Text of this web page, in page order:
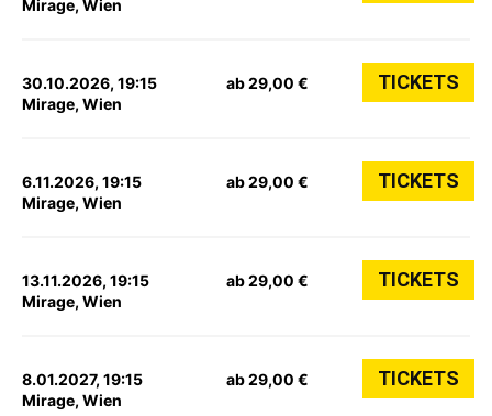
Mirage, Wien
30.10.2026, 19:15
Mirage, Wien
ab 29,00 € TICKETS
6.11.2026, 19:15
Mirage, Wien
ab 29,00 € TICKETS
13.11.2026, 19:15
Mirage, Wien
ab 29,00 € TICKETS
8.01.2027, 19:15
Mirage, Wien
ab 29,00 € TICKETS